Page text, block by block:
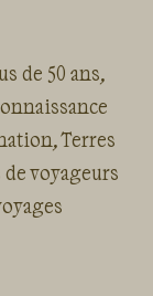
de 50 ans,
Terres
voyageurs